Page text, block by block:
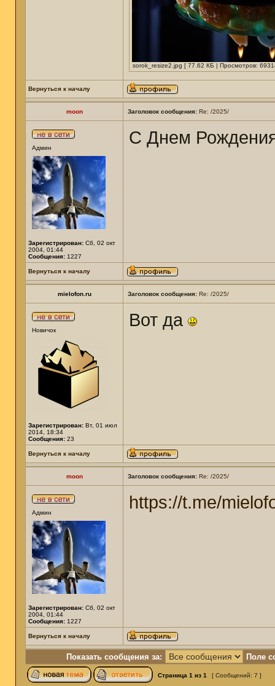
sorok_resize2.jpg [ 77.62 КБ | Просмотров:
Вернуться к началу
moon Заголовок сообщения: Re: /2025/
Админ
Зарегистрирован: Сб, 02 окт
2004, 01:44
Сообщения: 1227
С Днем
Вернуться к началу
mielofon.ru Заголовок сообщения: Re: /2025/
Новичок
Зарегистрирован: Вт, 01 июл
2014, 18:34
Сообщения: 23
Вот да
Вернуться к началу
moon Заголовок сообщения: Re: /2025/
Админ
Зарегистрирован: Сб, 02 окт
2004, 01:44
Сообщения: 1227
https://t.me/
Вернуться к началу
Показать сообщения за: Поле
Страница 1 из 1 [ Сообщений: 7 ]